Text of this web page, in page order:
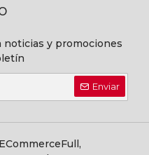
noticias y promociones
Enviar